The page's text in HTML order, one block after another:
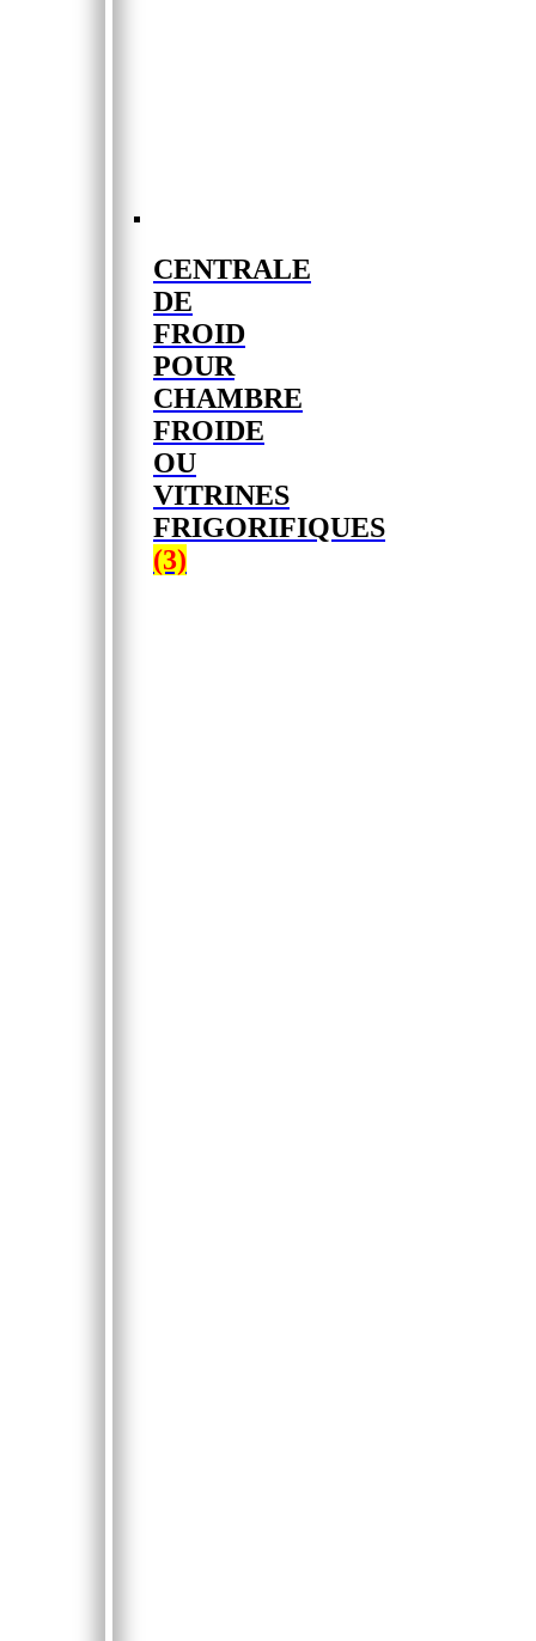
CENTRALE
DE
FROID
POUR
CHAMBRE
FROIDE
OU
VITRINES
FRIGORIFIQUES
(3)